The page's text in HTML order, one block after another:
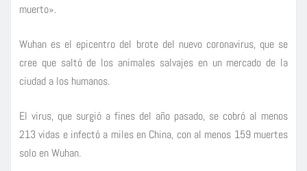
muerto».
Wuhan es el epicentro del brote del nuevo coronavirus, que se
cree que saltó de los animales salvajes en un mercado de la
ciudad a los humanos.
El virus, que surgió a fines del año pasado, se cobró al menos
213 vidas e infectó a miles en China, con al menos 159 muertes
solo en Wuhan.